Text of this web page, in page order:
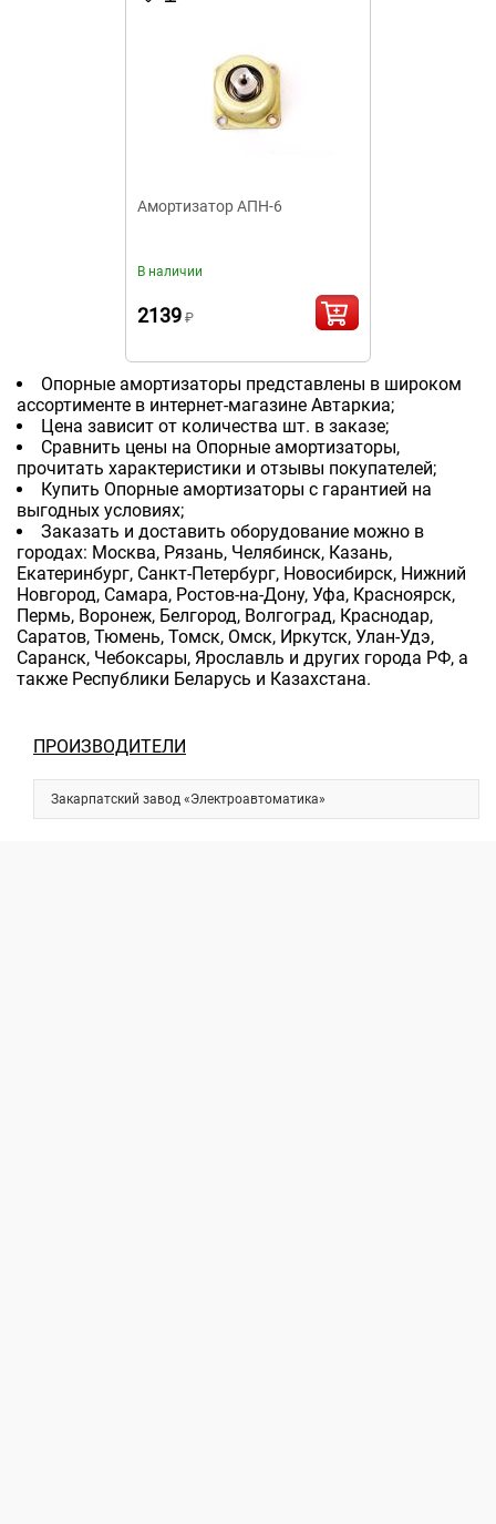
ПРОИЗВОДИТЕЛИ
Закарпатский завод «Электроавтоматика»
Амортизатор АПН-6
В наличии
2139 ₽
Опорные амортизаторы представлены в широком
ассортименте в интернет-магазине Автаркиа;
Цена зависит от количества шт. в заказе;
Сравнить цены на Опорные амортизаторы,
прочитать характеристики и отзывы покупателей;
Купить Опорные амортизаторы с гарантией на
выгодных условиях;
Заказать и доставить оборудование можно в
городах: Москва, Рязань, Челябинск, Казань,
Екатеринбург, Санкт-Петербург, Новосибирск, Нижний
Новгород, Самара, Ростов-на-Дону, Уфа, Красноярск,
Пермь, Воронеж, Белгород, Волгоград, Краснодар,
Саратов, Тюмень, Томск, Омск, Иркутск, Улан-Удэ,
Саранск, Чебоксары, Ярославль и других города РФ, а
также Республики Беларусь и Казахстана.